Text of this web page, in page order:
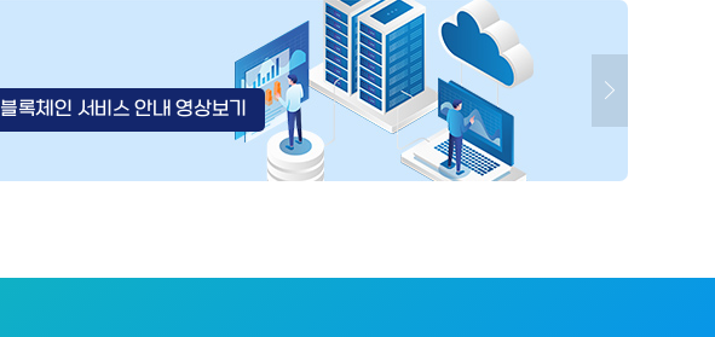
블록체인 서비스 안내 영상보기